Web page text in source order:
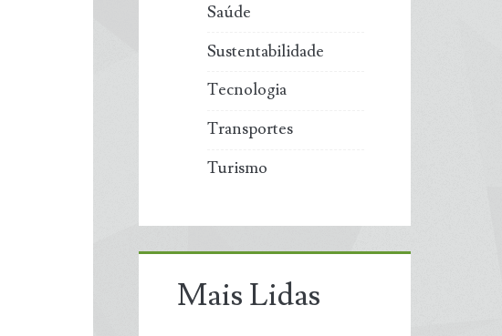
Saúde
Sustentabilidade
Tecnologia
Transportes
Turismo
Mais Lidas